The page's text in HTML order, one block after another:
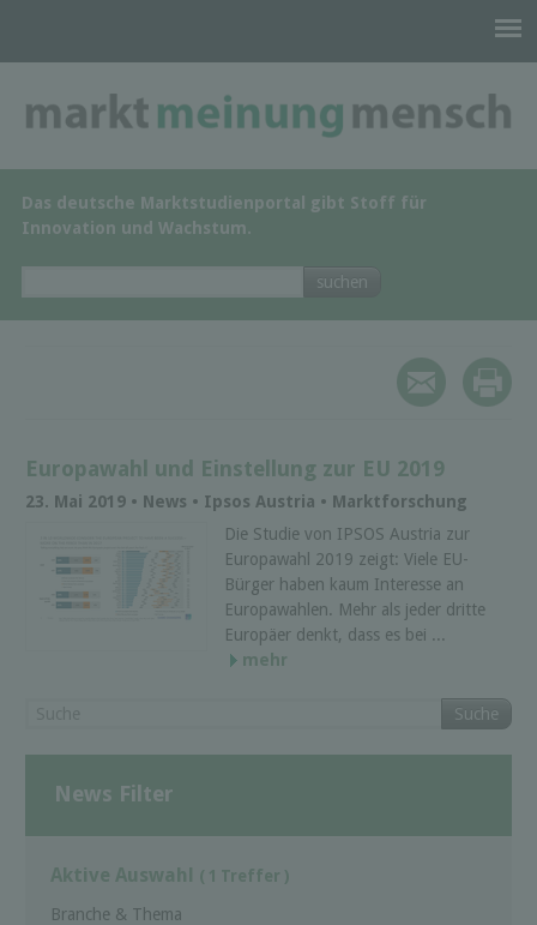
Das deutsche Marktstudienportal gibt Stoff für
Innovation und Wachstum.
Europawahl und Einstellung zur EU 2019
23. Mai 2019 • News • Ipsos Austria • Marktforschung
Die Studie von IPSOS Austria zur
Europawahl 2019 zeigt: Viele EU-
Bürger haben kaum Interesse an
Europawahlen. Mehr als jeder dritte
Europäer denkt, dass es bei ...
mehr
Suche
News Filter
Aktive Auswahl ( 1 Treffer )
Branche & Thema